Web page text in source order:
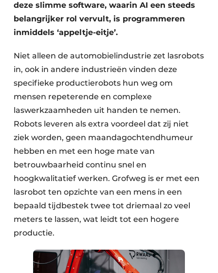
deze slimme software, waarin AI een steeds
belangrijker rol vervult, is programmeren
inmiddels ‘appeltje-eitje’.
Niet alleen de automobielindustrie zet lasrobots
in, ook in andere industrieën vinden deze
specifieke productierobots hun weg om
mensen repeterende en complexe
laswerkzaamheden uit handen te nemen.
Robots leveren als extra voordeel dat zij niet
ziek worden, geen maandagochtendhumeur
hebben en met een hoge mate van
betrouwbaarheid continu snel en
hoogkwalitatief werken. Grofweg is er met een
lasrobot ten opzichte van een mens in een
bepaald tijdbestek twee tot driemaal zo veel
meters te lassen, wat leidt tot een hogere
productie.